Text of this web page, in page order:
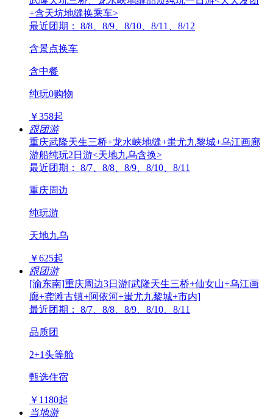
+含天坑地缝换乘车>
最近团期： 8/8、8/9、8/10、8/11、8/12
含景点换车
含中餐
纯玩0购物
￥358起
跟团游
重庆武隆天生三桥+龙水峡地缝+蚩尤九黎城+乌江画廊
游船纯玩2日游<天地九乌含换>
最近团期： 8/7、8/8、8/9、8/10、8/11
重庆周边
纯玩游
天地九乌
￥625起
跟团游
[渝东南]重庆周边3日游[武隆天生三桥+仙女山+乌江画
廊+龚滩古镇+阿依河+蚩尤九黎城+市内]
最近团期： 8/7、8/8、8/9、8/10、8/11
品质团
2+1头等舱
甄选住宿
￥ 1180起
当地游